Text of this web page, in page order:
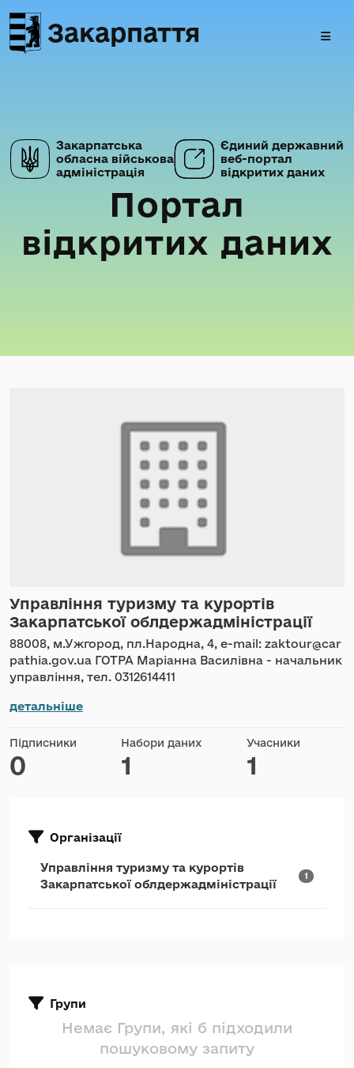
Закарпаття
Закарпатська
обласна військова
адміністрація
Єдиний державний
веб-портал
відкритих даних
Портал
відкритих даних
Управління туризму та курортів
Закарпатської облдержадміністрації
88008, м.Ужгород, пл.Народна, 4, e-mail: zaktour@car
pathia.gov.ua ГОТРА Маріанна Василівна - начальник
управління, тел. 0312614411
детальніше
Підписники
0
Набори даних
1
Учасники
1
Організації
Управління туризму та курортів
Закарпатської облдержадміністрації
1
Групи
Немає Групи, які б підходили
пошуковому запиту